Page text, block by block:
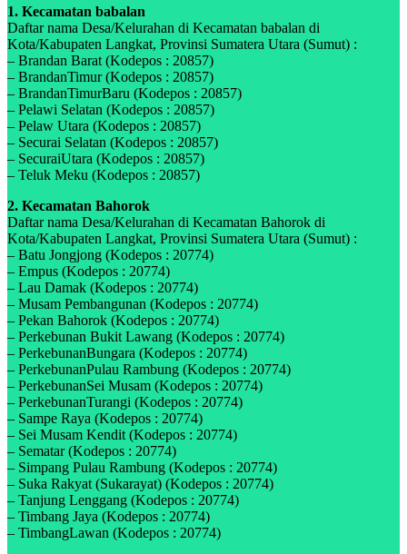
1. Kecamatan babalan
Daftar nama Desa/Kelurahan di Kecamatan babalan di
Kota/Kabupaten Langkat, Provinsi Sumatera Utara (Sumut) :
– Brandan Barat (Kodepos : 20857)
– BrandanTimur (Kodepos : 20857)
– BrandanTimurBaru (Kodepos : 20857)
– Pelawi Selatan (Kodepos : 20857)
– Pelaw Utara (Kodepos : 20857)
– Securai Selatan (Kodepos : 20857)
– SecuraiUtara (Kodepos : 20857)
– Teluk Meku (Kodepos : 20857)
2. Kecamatan Bahorok
Daftar nama Desa/Kelurahan di Kecamatan Bahorok di
Kota/Kabupaten Langkat, Provinsi Sumatera Utara (Sumut) :
– Batu Jongjong (Kodepos : 20774)
– Empus (Kodepos : 20774)
– Lau Damak (Kodepos : 20774)
– Musam Pembangunan (Kodepos : 20774)
– Pekan Bahorok (Kodepos : 20774)
– Perkebunan Bukit Lawang (Kodepos : 20774)
– PerkebunanBungara (Kodepos : 20774)
– PerkebunanPulau Rambung (Kodepos : 20774)
– PerkebunanSei Musam (Kodepos : 20774)
– PerkebunanTurangi (Kodepos : 20774)
– Sampe Raya (Kodepos : 20774)
– Sei Musam Kendit (Kodepos : 20774)
– Sematar (Kodepos : 20774)
– Simpang Pulau Rambung (Kodepos : 20774)
– Suka Rakyat (Sukarayat) (Kodepos : 20774)
– Tanjung Lenggang (Kodepos : 20774)
– Timbang Jaya (Kodepos : 20774)
– TimbangLawan (Kodepos : 20774)